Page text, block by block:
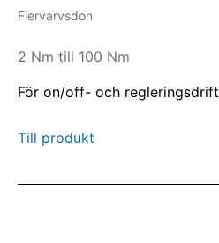
Flervarvsdon
2 Nm till 100 Nm
För on/off- och regleringsdrift
Till produkt